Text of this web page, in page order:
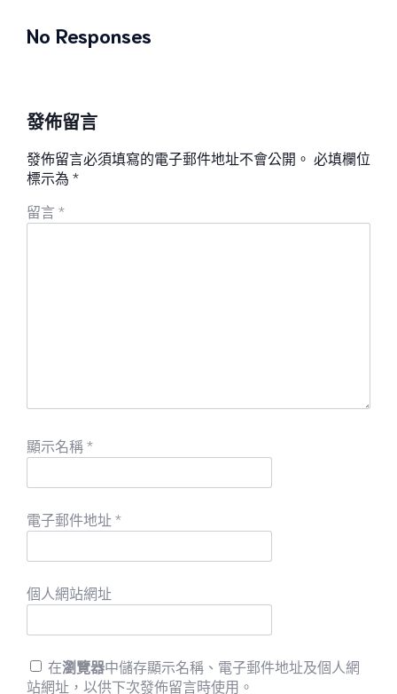
No Responses
發佈留言
發佈留言必須填寫的電子郵件地址不會公開。 必填欄位
標示為 *
留言 *
顯示名稱 *
電子郵件地址 *
個人網站網址
在瀏覽器中儲存顯示名稱、電子郵件地址及個人網
站網址，以供下次發佈留言時使用。